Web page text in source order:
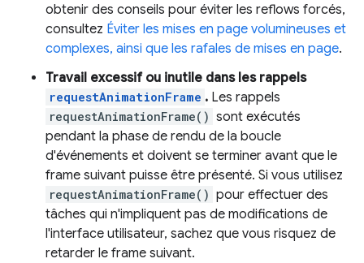
obtenir des conseils pour éviter les reflows forcés,
consultez Éviter les mises en page volumineuses et
complexes, ainsi que les rafales de mises en page.
Travail excessif ou inutile dans les rappels
requestAnimationFrame . Les rappels
requestAnimationFrame() sont exécutés
pendant la phase de rendu de la boucle
d'événements et doivent se terminer avant que le
frame suivant puisse être présenté. Si vous utilisez
requestAnimationFrame() pour effectuer des
tâches qui n'impliquent pas de modifications de
l'interface utilisateur, sachez que vous risquez de
retarder le frame suivant.